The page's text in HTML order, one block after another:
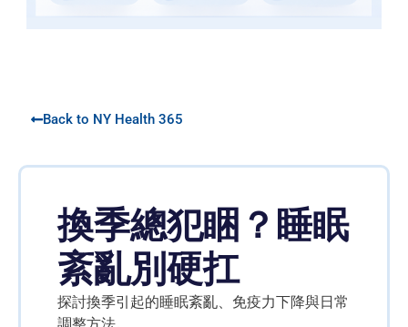
Back to NY Health 365
換季總犯睏？睡眠
紊亂別硬扛
探討換季引起的睡眠紊亂、免疫力下降與日常